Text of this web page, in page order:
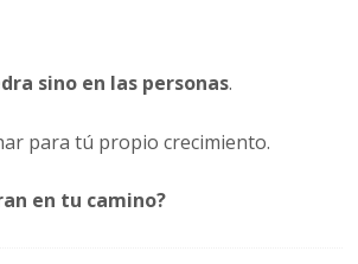
sino en las personas.
para tú propio crecimiento.
en tu camino?